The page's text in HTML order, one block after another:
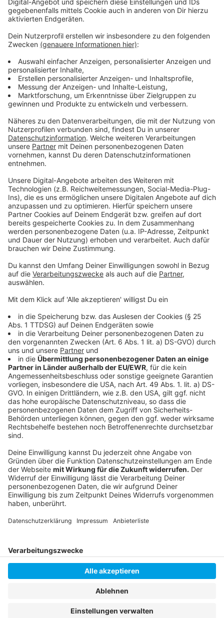
gemeinsam mit meinen Vorstandskollegen die Stadt
als Wirtschafts- und Innovationsstandort weiter
voranzubringen“, so Michael Jungwirth nach seiner
Wahl.
Anzeige
Vorgängerin Jutta Zülow prägte
Anzeige
Die Unternehmerschaft Düsseldorf ist das größte
sich für die wirtschaftlichen Interessen ihrer
Mitglieder ein. Die scheidende Vorsitzende, Jutta
Zülow, prägte die Unternehmerschaft Düsseldorf und
die angeschlossenen Arbeitgeberverbände über 25
Jahre. 2016 wurde Jutta Zülow zur „Düsseldorferin
des Jahres“ im Themenbereich Wirtschaft gewählt.
Wirtschaft wurde ihr 2022 das Verdienstkreuz am
Bande des Verdienstordens der Bundesrepublik
Deutschland verliehen.
Anzeige
Weitere Infos und Links zum Thema:
Anzeige
Unternehmerschaft Düsseldorf
Vodafone Deutschland
Vita Michael Jungwirth
Anzeige